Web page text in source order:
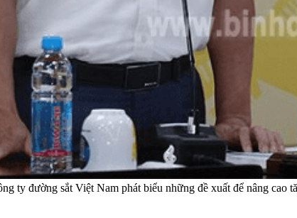
ty đường sắt Việt Nam phát biểu những đề xuất để nâng cao